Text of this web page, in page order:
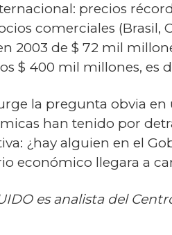
precios
comerciales
2003 de $ 72 mil
$ 400 mil millones, es
la pregunta obvia
han tenido por
¿hay alguien en el
económico llegara a
es analista del